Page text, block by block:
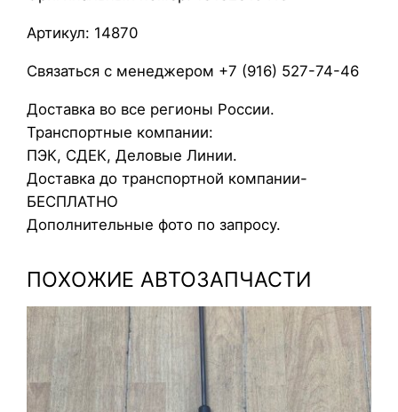
b
s
p
e
l
C
o
r
a
X
Артикул: 14870
Связаться с менеджером +7 (916) 527-74-46
Доставка во все регионы России.
Транспортные компании:
ПЭК, СДЕК, Деловые Линии.
Доставка до транспортной компании-
БЕСПЛАТНО
Дополнительные фото по запросу.
ПОХОЖИЕ АВТОЗАПЧАСТИ